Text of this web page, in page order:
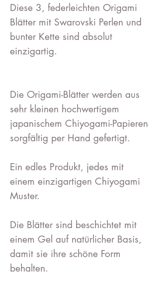
Diese 3, federleichten Origami
Blätter mit Swarovski Perlen und
bunter Kette sind absolut
einzigartig.
Die Origami-Blätter werden aus
sehr kleinen hochwertigem
japanischem Chiyogami-Papieren
sorgfältig per Hand gefertigt.
Ein edles Produkt, jedes mit
einem einzigartigen Chiyogami
Muster.
Die Blätter sind beschichtet mit
einem Gel auf natürlicher Basis,
damit sie ihre schöne Form
behalten.